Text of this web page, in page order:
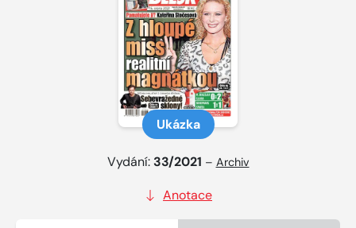
Ukázka
Vydání: 33/2021 – Archiv
Anotace